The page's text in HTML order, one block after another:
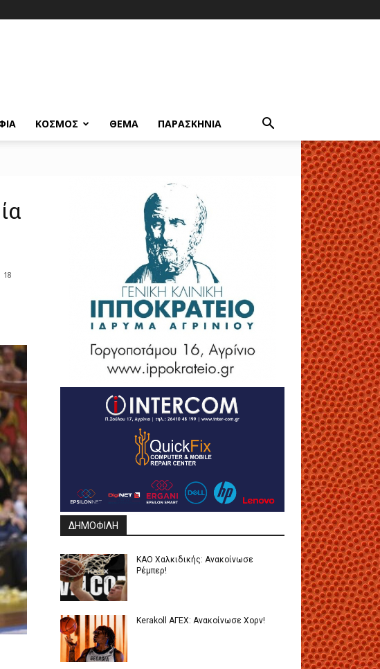
ΚΟΣΜΟΣ ΘΕΜΑ ΠΑΡΑΣΚΗΝΙΑ
18
ΔΗΜΟΦΙΛΗ
ΚΑΟ Χαλκιδικής: Ανακοίνωσε
Ρέμπερ!
Kerakoll ΑΓΕΧ: Ανακοίνωσε Χορν!